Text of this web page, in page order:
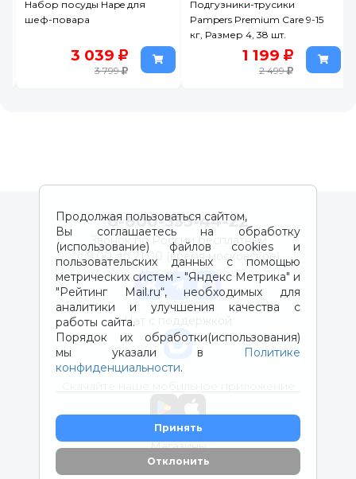
Набор посуды Hape для
шеф-повара
3 039
3 799
Подгузники-трусики
Pampers Premium Care 9-15
кг, Размер 4, 38 шт.
1 199
2 499
Продолжая пользоваться сайтом,
Вы соглашаетесь на обработку
(использование) файлов cookies и
пользовательских данных с помощью
метрических систем - "Яндекс Метрика" и
"Рейтинг Mail.ru“, необходимых для
аналитики и улучшения качества с
работы сайта.
Порядок их обработки(использования)
мы указали в
Политике
конфиденциальности.
Принять
Отклонить
8-800-333-44-22
Звонок по России бесплатный
с 9:00 до 21:00 (время московское)
Чат с поддержкой
Магазины